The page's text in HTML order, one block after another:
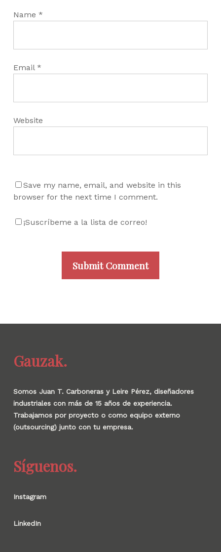
Name *
Email *
Website
Save my name, email, and website in this
browser for the next time I comment.
¡Suscríbeme a la lista de correo!
Gauzak.
Somos Juan T. Carboneras y Leire Pérez, diseñadores
industriales con más de 15 años de experiencia.
Trabajamos por proyecto o como equipo externo
(outsourcing) junto con tu empresa.
Síguenos.
Instagram
LinkedIn